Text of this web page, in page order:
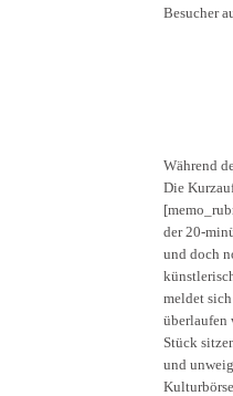
Besucher
Während
Die
der 20-
und doch
meldet
überlaufen
Stück
und